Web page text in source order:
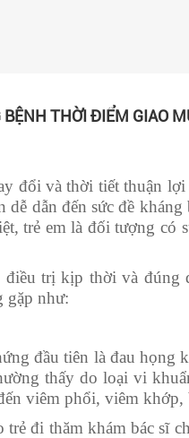
THỜI ĐIỂM GIAO
đổi và thời tiết thuận
dẫn đến sức đề
trẻ em là đối tượng có
trị kịp thời và đúng
gặp như:
đầu tiên là đau
thấy do loại vi
viêm phổi, viêm
đi thăm khám bác sĩ